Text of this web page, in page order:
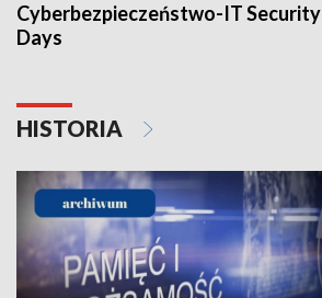
Cyberbezpieczeństwo-IT Security
Days
HISTORIA